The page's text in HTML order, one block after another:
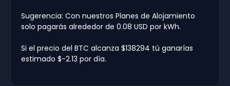
Sugerencia: Con nuestros Planes de Alojamiento
solo pagarás alrededor de 0.08 USD por kWh.
Si el precio del BTC alcanza $138294 tú ganarías
estimado $-2.13 por día.